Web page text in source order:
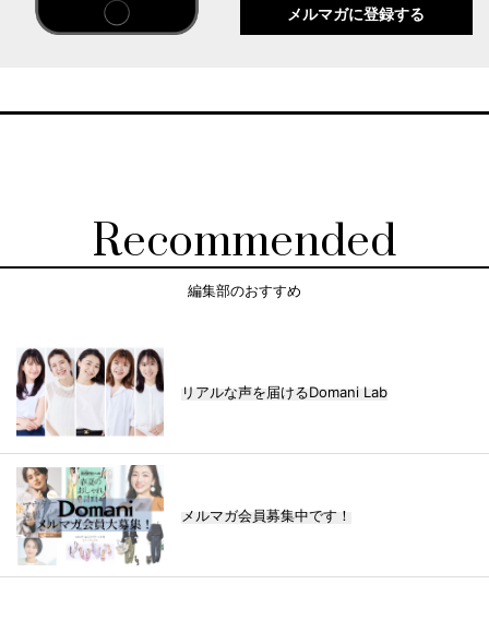
メルマガに登録する
Recommended
編集部のおすすめ
リアルな声を届けるDomani Lab
メルマガ会員募集中です！